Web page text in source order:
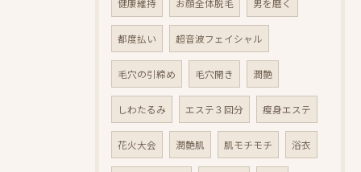
健康維持 お顔全体脱毛 男を磨く
都度払い 超音波フェイシャル
毛穴の引締め 毛穴開き 潤艶
しわたるみ エステ３回分 瘦身エステ
花火大会 潤艶肌 肌モチモチ 浴衣